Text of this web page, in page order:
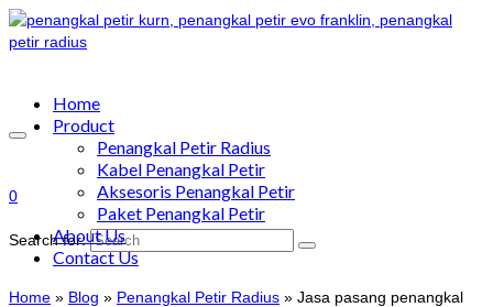
0
Search for:
Home
Product
Penangkal Petir Radius
Kabel Penangkal Petir
Aksesoris Penangkal Petir
Paket Penangkal Petir
About Us
Contact Us
Home » Blog » Penangkal Petir Radius » Jasa pasang penangkal